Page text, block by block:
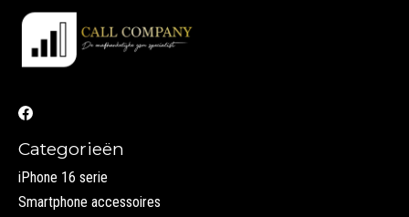
Categorieën
iPhone 16 serie
Smartphone accessoires